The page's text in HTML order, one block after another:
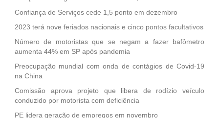
Confiança de Serviços cede 1,5 ponto em dezembro
2023 terá nove feriados nacionais e cinco pontos facultativos
Número de motoristas que se negam a fazer bafômetro
aumenta 44% em SP após pandemia
Preocupação mundial com onda de contágios de Covid-19
na China
Comissão aprova projeto que libera de rodízio veículo
conduzido por motorista com deficiência
PE lidera geração de empregos em novembro